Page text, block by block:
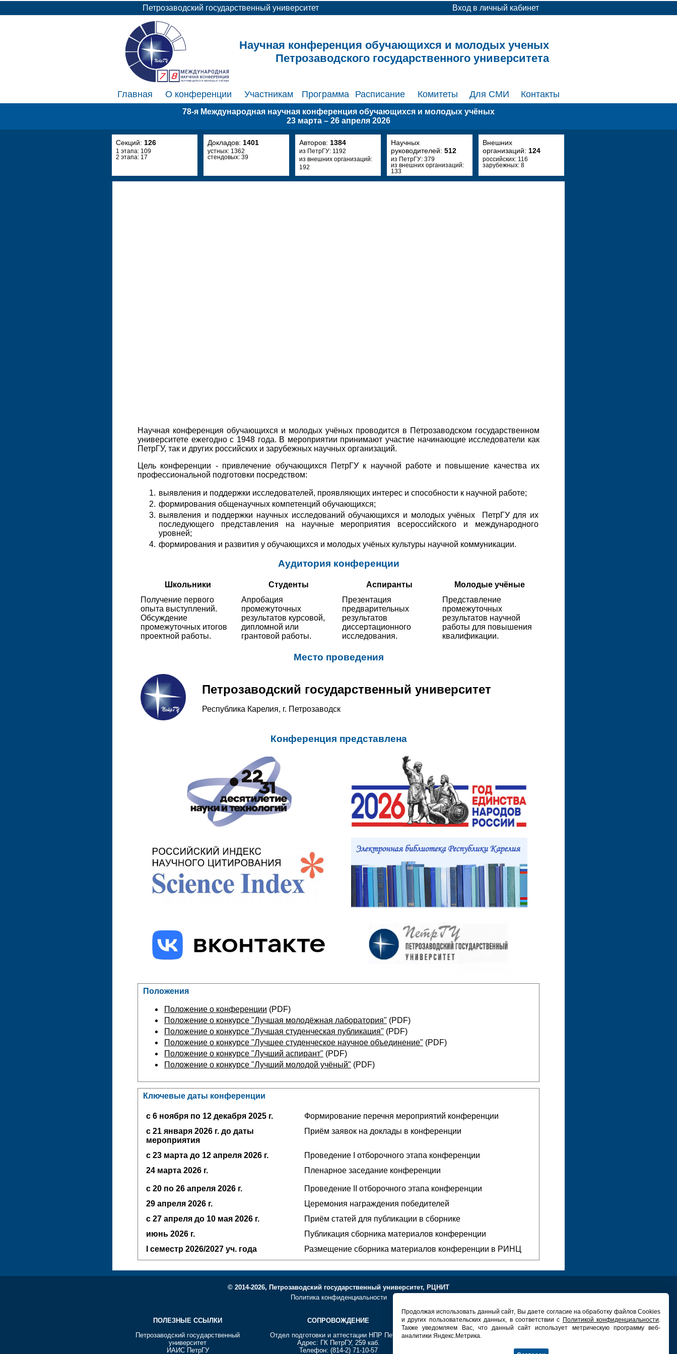
Петрозаводский государственный университет Вход в личный кабинет
Научная конференция обучающихся и молодых ученых
Петрозаводского государственного университета
Главная О конференции Участникам Программа Расписание Комитеты Для СМИ Контакты
78-я Международная научная конференция обучающихся и молодых учёных
23 марта – 26 апреля 2026
Секций: 126
1 этапа: 109
2 этапа: 17
Докладов: 1401
устных: 1362
стендовых: 39
Авторов: 1384
из ПетрГУ: 1192
из внешних организаций:
192
Научных
руководителей: 512
из ПетрГУ: 379
из внешних организаций:
133
Внешних
организаций: 124
российских: 116
зарубежных: 8
Научная конференция обучающихся и молодых учёных проводится в Петрозаводском государственном
университете ежегодно с 1948 года. В мероприятии принимают участие начинающие исследователи как
ПетрГУ, так и других российских и зарубежных научных организаций.
Цель конференции - привлечение обучающихся ПетрГУ к научной работе и повышение качества их
профессиональной подготовки посредством:
выявления и поддержки исследователей, проявляющих интерес и способности к научной работе;
формирования общенаучных компетенций обучающихся;
выявления и поддержки научных исследований обучающихся и молодых учёных ПетрГУ для их
последующего представления на научные мероприятия всероссийского и международного
уровней;
формирования и развития у обучающихся и молодых учёных культуры научной коммуникации.
Аудитория конференции
Школьники Студенты Аспиранты
Молодые учёные
Получение первого
опыта выступлений.
Обсуждение
промежуточных итогов
проектной работы.
Апробация
промежуточных
результатов курсовой,
дипломной или
грантовой работы.
Презентация
предварительных
результатов
диссертационного
исследования.
Представление
промежуточных
результатов научной
работы для повышения
квалификации.
Место проведения
Петрозаводский государственный университет
Республика Карелия, г. Петрозаводск
Конференция представлена
Положения
Положение о конференции (PDF)
Положение о конкурсе "Лучшая молодёжная лаборатория" (PDF)
Положение о конкурсе "Лучшая студенческая публикация" (PDF)
Положение о конкурсе "Лучшее студенческое научное объединение" (PDF)
Положение о конкурсе "Лучший аспирант" (PDF)
Положение о конкурсе "Лучший молодой учёный" (PDF)
Ключевые даты конференции
с 6 ноября по 12 декабря 2025 г.
Формирование перечня мероприятий конференции
с 21 января 2026 г. до даты
мероприятия
Приём заявок на доклады в конференции
с 23 марта до 12 апреля 2026 г.
Проведение I отборочного этапа конференции
24 марта 2026 г.
Пленарное заседание конференции
с 20 по 26 апреля 2026 г.
Проведение II отборочного этапа конференции
29 апреля 2026 г.
Церемония награждения победителей
с 27 апреля до 10 мая 2026 г.
Приём статей для публикации в сборнике
июнь 2026 г.
Публикация сборника материалов конференции
I семестр 2026/2027 уч. года Размещение сборника материалов конференции в РИНЦ
© 2014-2026, Петрозаводский государственный университет, РЦНИТ
Политика конфиденциальности
ПОЛЕЗНЫЕ ССЫЛКИ СОПРОВОЖДЕНИЕ
ТЕХНИЧЕСКАЯ ПОДДЕРЖКА
Петрозаводский государственный
университет
ИАИС ПетрГУ
Отдел подготовки и аттестации НПР ПетрГУ
Адрес: ГК ПетрГУ, 259 каб.
Телефон: (814-2) 71-10-57
Региональный центр новых информационных
Адрес: ГК ПетрГУ, 132 каб.
Продолжая использовать данный сайт, Вы даете согласие на обработку файлов Cookies
и других пользовательских данных, в соответствии с Политикой конфиденциальности.
Также уведомляем Вас, что данный сайт использует метрическую программу веб-
аналитики Яндекс.Метрика.